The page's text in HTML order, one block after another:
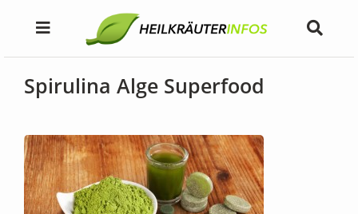
Spirulina Alge Superfood